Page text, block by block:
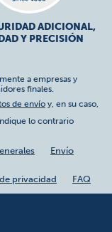
ADICIONAL,
Y PRECISIÓN
a empresas y
finales.
de envío y, en su caso,
lo contrario
Envío
privacidad FAQ